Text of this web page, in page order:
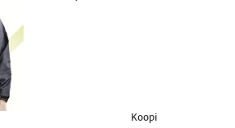
Koopi